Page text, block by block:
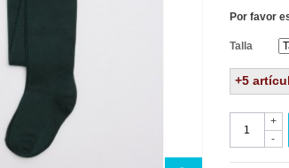
Por favor
Talla
+5
-
+